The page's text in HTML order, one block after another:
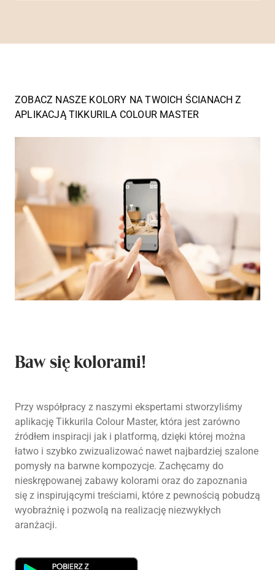
ZOBACZ NASZE KOLORY NA TWOICH ŚCIANACH Z
APLIKACJĄ TIKKURILA COLOUR MASTER
Baw się kolorami!
Przy współpracy z naszymi ekspertami stworzyliśmy
aplikację Tikkurila Colour Master, która jest zarówno
źródłem inspiracji jak i platformą, dzięki której można
łatwo i szybko zwizualizować nawet najbardziej szalone
pomysły na barwne kompozycje. Zachęcamy do
nieskrępowanej zabawy kolorami oraz do zapoznania
się z inspirującymi treściami, które z pewnością pobudzą
wyobraźnię i pozwolą na realizację niezwykłych
aranżacji.